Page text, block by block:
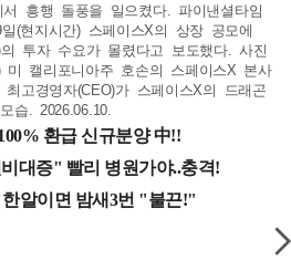
흥행 돌풍을 일으켰다. 파이낸셜타임
(현지시간) 스페이스X의 상장 공모에
투자 수요가 몰렸다고 보도했다. 사진
미 캘리포니아주 호손의 스페이스X 본사
고경영자(CEO)가 스페이스X의 드래곤
습. 2026.06.10.